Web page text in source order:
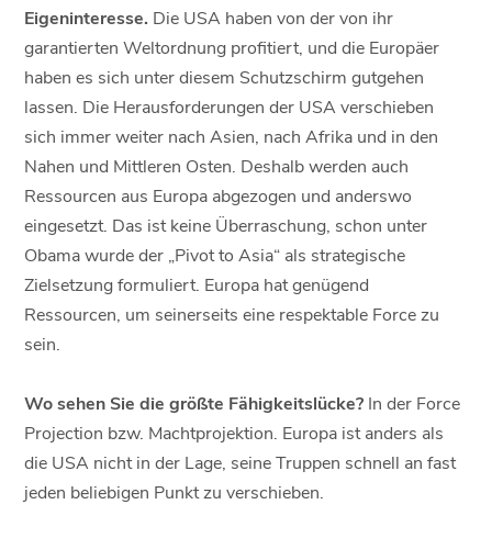
Eigeninteresse. Die USA haben von der von ihr
garantierten Weltordnung profitiert, und die Europäer
haben es sich unter diesem Schutzschirm gutgehen
lassen. Die Herausforderungen der USA verschieben
sich immer weiter nach Asien, nach Afrika und in den
Nahen und Mittleren Osten. Deshalb werden auch
Ressourcen aus Europa abgezogen und anderswo
eingesetzt. Das ist keine Überraschung, schon unter
Obama wurde der „Pivot to Asia“ als strategische
Zielsetzung formuliert. Europa hat genügend
Ressourcen, um seinerseits eine respektable Force zu
sein.
Wo sehen Sie die größte Fähigkeitslücke? In der Force
Projection bzw. Machtprojektion. Europa ist anders als
die USA nicht in der Lage, seine Truppen schnell an fast
jeden beliebigen Punkt zu verschieben.